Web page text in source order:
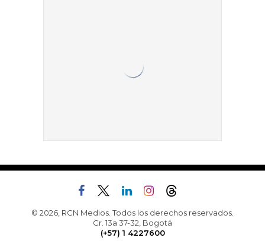
© 2026, RCN Medios. Todos los derechos reservados.
Cr. 13a 37-32, Bogotá
(+57) 1 4227600